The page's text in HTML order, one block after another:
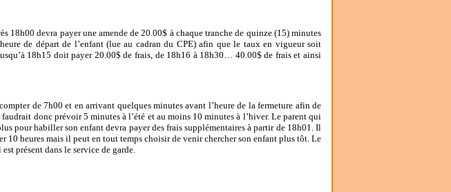
18h00 devra payer une amende de 20.00$ à chaque tranche de quinze (15) minutes
de départ de l’enfant (lue au cadran du CPE) afin que le taux en vigueur soit
18h15 doit payer 20.00$ de frais, de 18h16 à 18h30… 40.00$ de frais et ainsi
de 7h00 et en arrivant quelques minutes avant l’heure de la fermeture afin de
donc prévoir 5 minutes à l’été et au moins 10 minutes à l’hiver. Le parent qui
pour habiller son enfant devra payer des frais supplémentaires à partir de 18h01. Il
10 heures mais il peut en tout temps choisir de venir chercher son enfant plus tôt. Le
présent dans le service de garde.